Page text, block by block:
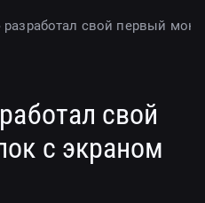
разработал свой первый
свой
с экраном